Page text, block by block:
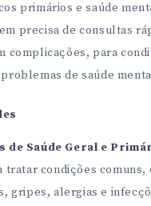
primários e saúde
precisa de consultas
complicações, para
de saúde
de Saúde Geral e
tratar condições comuns,
gripes, alergias e